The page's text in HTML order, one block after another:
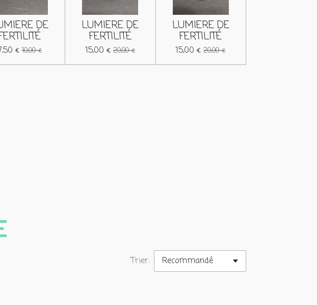
DE
€ 10,00 €
LUMIERE DE
FERTILITÉ
15,00 € 20,00 €
LUMIERE DE
FERTILITÉ
15,00 € 20,00 €
Trier: